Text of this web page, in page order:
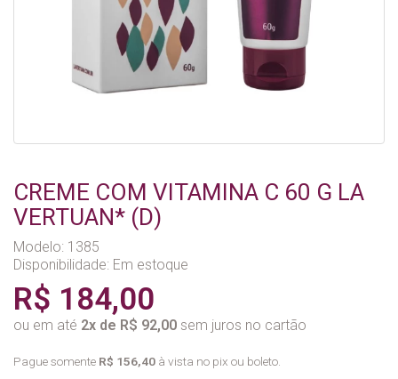
CREME COM VITAMINA C 60 G LA
VERTUAN* (D)
Modelo: 1385
Disponibilidade: Em estoque
R$ 184,00
ou em até 2x de R$ 92,00 sem juros no cartão
Pague somente R$ 156,40 à vista no pix ou boleto.